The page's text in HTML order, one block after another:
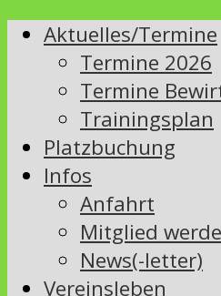
Aktuelles/Termine
Termine 2026
Termine
Trainingsplan
Platzbuchung
Infos
Anfahrt
Mitglied
News(-letter)
Vereinsleben